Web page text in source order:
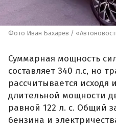
Фото Иван Бахарев /
Суммарная мощность
составляет 340 л.с, но
рассчитывается исходя
длительной мощности
равной 122 л. с. Общий
бензина и